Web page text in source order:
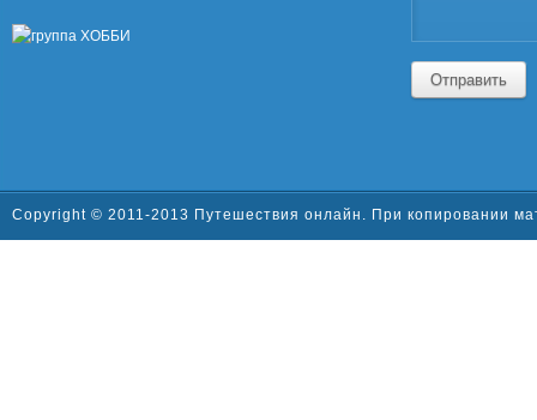
Отправить
Copyright © 2011-2013 Путешествия онлайн. При копировании